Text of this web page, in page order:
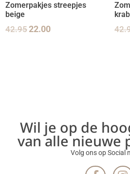
Zomerpakjes streepjes
beige
42.9522.00
Wil je op de
van alle nieuwe
Volg ons op Social